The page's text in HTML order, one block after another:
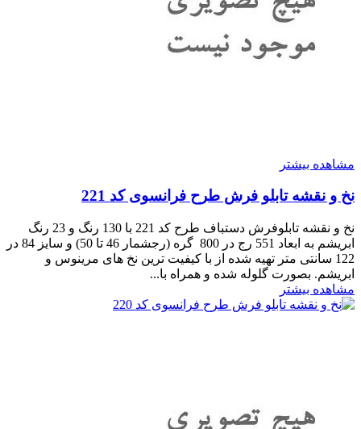
مشاهده بیشتر
نخ و نقشه تابلو فرش طرح فرانسوی کد 221
نخ و نقشه تابلوفرش دستباف طرح کد 221 با 130 رنگ و 23 رنگ
ابریشم به ابعاد 551 رج در 800 گره (رجشمار 46 تا 50) و سایز 84 در
122 سانتی متر تهیه شده از با کیفیت ترین نخ های مرینوس و
ابریشم. بصورت گلوله شده و همراه با...
مشاهده بیشتر